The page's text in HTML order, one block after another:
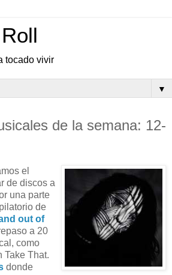
tocado vivir
▼
de la semana: 12-
el
de discos a
una parte
de
out of
a 20
como
Take That.
donde